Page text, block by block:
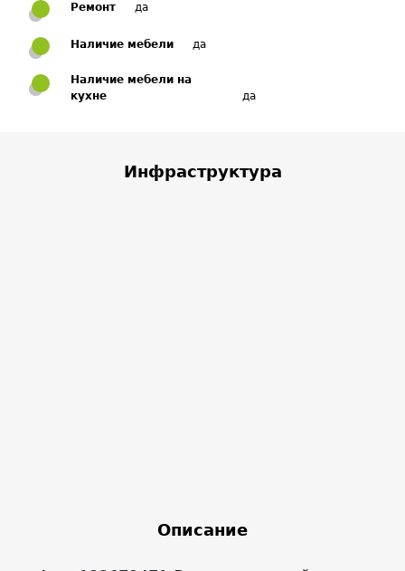
Ремонт да
Наличие мебели да
Наличие мебели на
кухне
да
Инфраструктура
Описание